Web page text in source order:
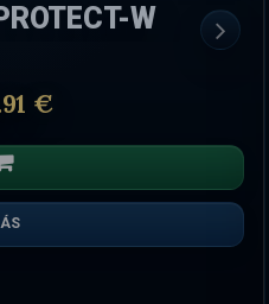
W
€